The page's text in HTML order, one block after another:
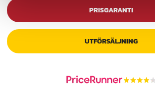
PRISGARANTI
UTFÖRSÄLJNING